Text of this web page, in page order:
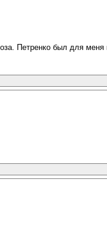
Петренко был для меня